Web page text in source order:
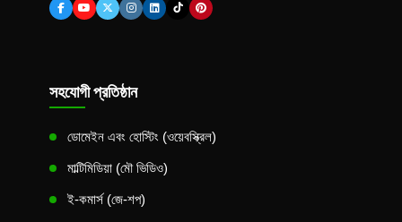
সহযোগী প্রতিষ্ঠান
ডোমেইন এবং হোস্টিং (ওয়েবস্ক্রিল)
মাল্টিমিডিয়া (মৌ ভিডিও)
ই-কমার্স (জে-শপ)